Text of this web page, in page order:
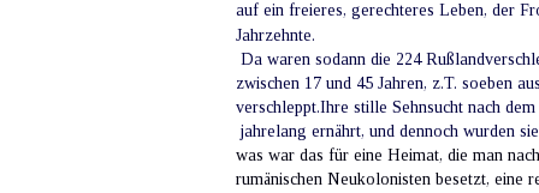
auf ein freieres, gerechteres Leben, der
Jahrzehnte.
Da waren sodann die 224
zwischen 17 und 45 Jahren, z.T. soeben
verschleppt.Ihre stille Sehnsucht nach
jahrelang ernährt, und dennoch wurden
was war das für eine Heimat, die man
rumänischen Neukolonisten besetzt, eine